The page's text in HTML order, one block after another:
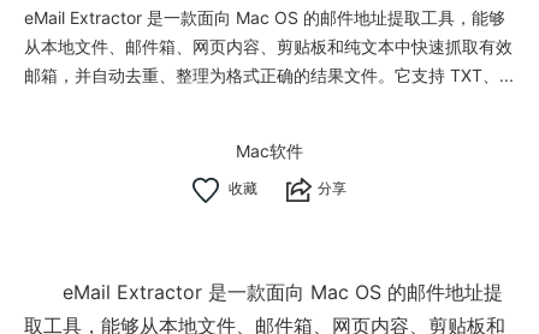
eMail Extractor 是一款面向 Mac OS 的邮件地址提取工具，能够
从本地文件、邮件箱、网页内容、剪贴板和纯文本中快速抓取有效
邮箱，并自动去重、整理为格式正确的结果文件。它支持 TXT、...
Mac软件
分享
eMail Extractor 是一款面向 Mac OS 的邮件地址提
取工具，能够从本地文件、邮件箱、网页内容、剪贴板和